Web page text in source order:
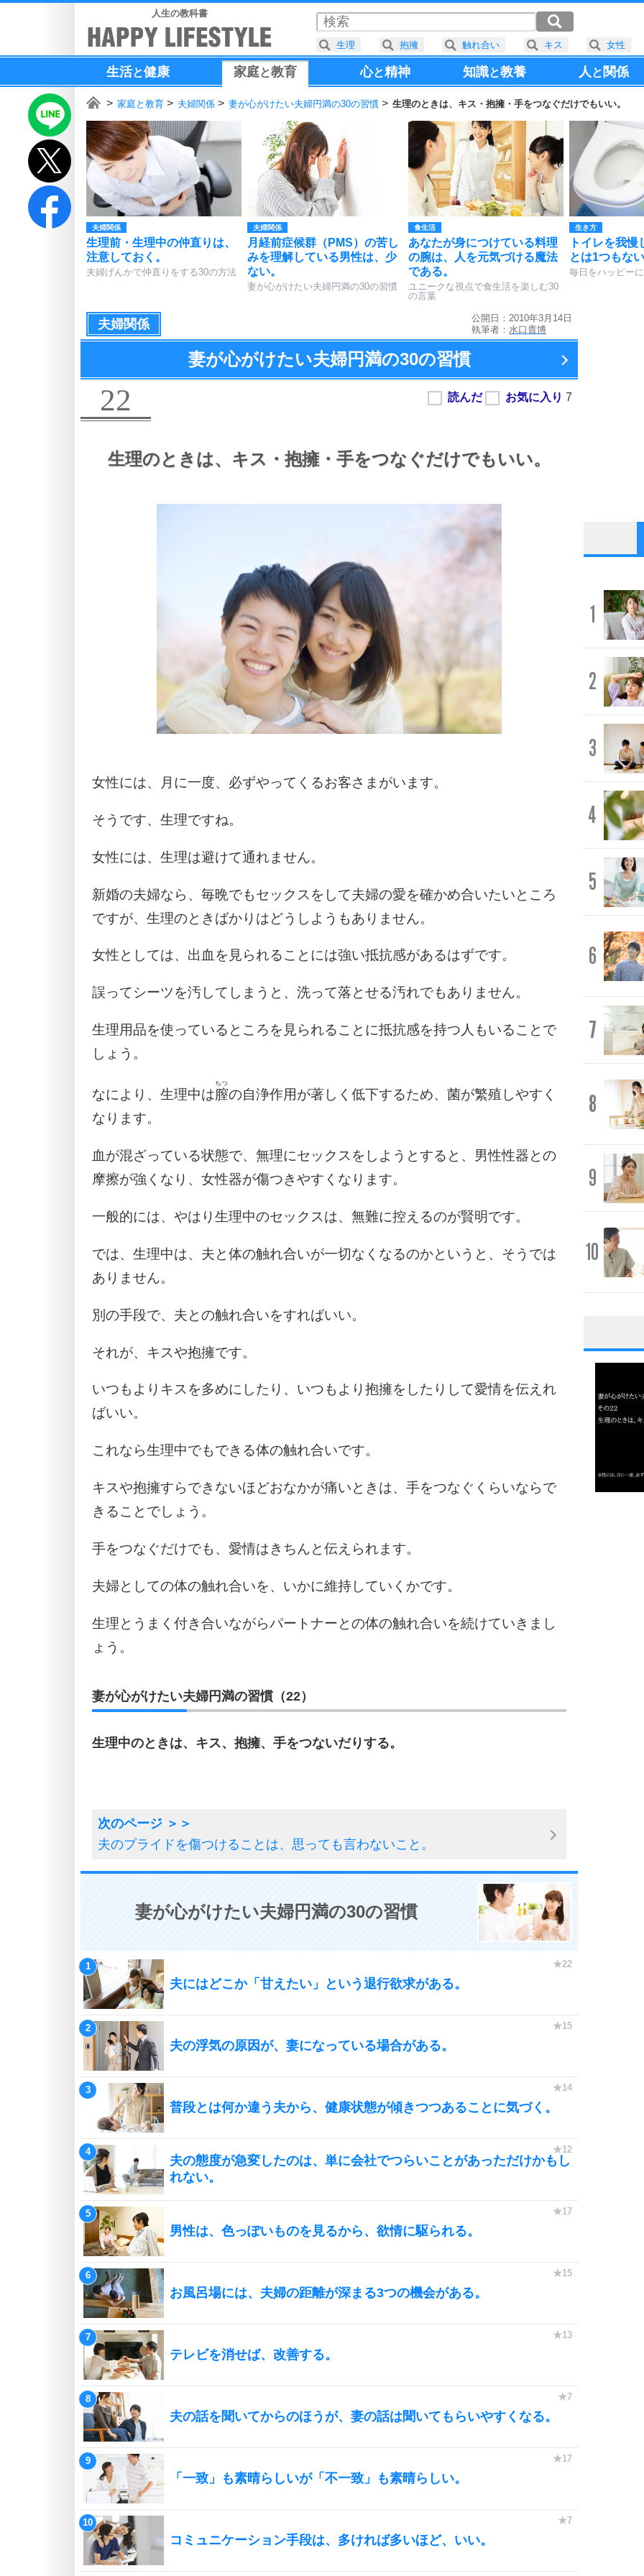
人生の教科書
生活と健康 家庭と教育 心と精神 知識と教養 人と 関係
家庭と教育 夫婦関係 妻が心がけたい夫婦円満の30の習慣 生理のときは、キス・抱擁・手をつなぐだけでもいい。
夫婦関係
生理前・生理中の仲直りは、
注意しておく。
夫婦げんかで仲直りをする30の方法
夫婦関係
月経前症候群（PMS）の苦し
みを理解している男性は、少
ない。
妻が心がけたい夫婦円満の30の習慣
食生活
あなたが身につけている料理
の腕は、人を元気づける魔法
である。
ユニークな視点で食生活を楽しむ30
の言葉
生き方
トイレを我慢
とは1つもない
毎日をハッピー
夫婦関係
公開日：2010年3月14日
執筆者： 水口貴博
妻が心がけたい夫婦円満の30の習慣
22
生理のときは、 キス・抱擁・手をつなぐだけでもいい。
女性には、月に一度、必ずやってくるお客さまがいます。
そうです、生理ですね。
女性には、生理は避けて通れません。
新婚の夫婦なら、毎晩でもセックスをして夫婦の愛を確かめ合いたいところ
ですが、生理のときばかりはどうしようもありません。
女性としては、出血を見られることには強い抵抗感があるはずです。
誤ってシーツを汚してしまうと、洗って落とせる汚れでもありません。
生理用品を使っているところを見られることに抵抗感を持つ人もいることで
しょう。
なにより、生理中は膣
ちつ
の自浄作用が著しく低下するため、菌が繁殖しやすく
なります。
血が混ざっている状態で、無理にセックスをしようとすると、男性性器との
摩擦が強くなり、女性器が傷つきやすくなります。
一般的には、やはり生理中のセックスは、無難に控えるのが賢明です。
では、生理中は、夫と体の触れ合いが一切なくなるのかというと、そうでは
ありません。
別の手段で、夫との触れ合いをすればいい。
それが、キスや抱擁です。
いつもよりキスを多めにしたり、いつもより抱擁をしたりして愛情を伝えれ
ばいい。
これなら生理中でもできる体の触れ合いです。
キスや抱擁すらできないほどおなかが痛いときは、手をつなぐくらいならで
きることでしょう。
手をつなぐだけでも、愛情はきちんと伝えられます。
夫婦としての体の触れ合いを、いかに維持していくかです。
生理とうまく付き合いながらパートナーとの体の触れ合いを続けていきまし
ょう。
妻が心がけたい夫婦円満の習慣（22）
生理中のときは、キス、抱擁、手をつないだりする。
夫のプライドを傷つけることは、思っても言わないこと。
妻が心がけたい夫婦円満の30の習慣
夫にはどこか「甘えたい」という退行欲求がある。
夫の浮気の原因が、妻になっている場合がある。
普段とは何か違う夫から、健康状態が傾きつつあることに気づく。
夫の態度が急変したのは、単に会社でつらいことがあっただけかもし
れない。
男性は、色っぽいものを見るから、欲情に駆られる。
お風呂場には、夫婦の距離が深まる3つの機会がある。
テレビを消せば、改善する。
夫の話を聞いてからのほうが、妻の話は聞いてもらいやすくなる。
「一致」も素晴らしいが「不一致」も素晴らしい。
コミュニケーション手段は、多ければ多いほど、いい。
1
2
3
4
5
6
7
8
9
10
1
3
生理 抱擁 触れ合い キス 女性